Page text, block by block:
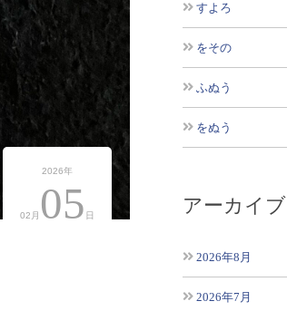
2026年
02月 05 日
すよろ
をその
ふぬう
をぬう
アーカイブ
2026年8月
2026年7月